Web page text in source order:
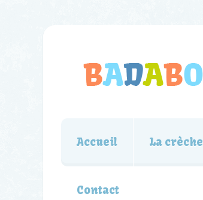
Accueil La crèche
Contact